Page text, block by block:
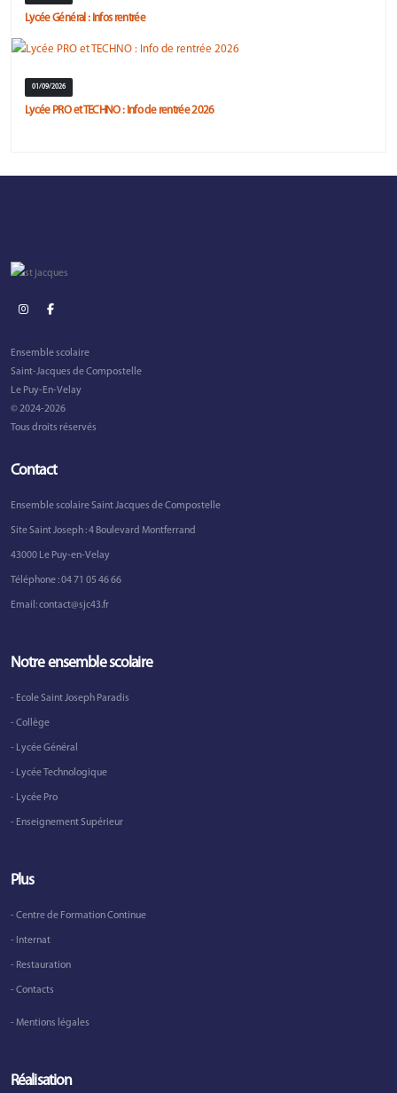
Lycée Général : Infos rentrée
01/09/2026
Lycée PRO et TECHNO : Info de rentrée 2026
Ensemble scolaire
Saint-Jacques de Compostelle
Le Puy-En-Velay
© 2024-2026
Tous droits réservés
Contact
Ensemble scolaire Saint Jacques de Compostelle
Site Saint Joseph : 4 Boulevard Montferrand
43000 Le Puy-en-Velay
Téléphone :04 71 05 46 66
Email:contact@sjc43.fr
Notre ensemble scolaire
- Ecole Saint Joseph Paradis
- Collège
- Lycée Général
- Lycée Technologique
- Lycée Pro
- Enseignement Supérieur
Plus
- Centre de Formation Continue
- Internat
- Restauration
- Contacts
- Mentions légales
Réalisation